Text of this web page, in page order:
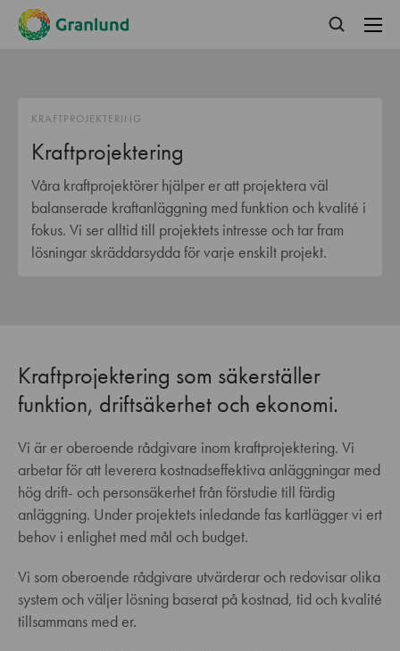
KRAFTPROJEKTERING
Kraftprojektering
Våra kraftprojektörer hjälper er att projektera väl
balanserade kraftanläggning med funktion och kvalité i
fokus. Vi ser alltid till projektets intresse och tar fram
lösningar skräddarsydda för varje enskilt projekt.
Kraftprojektering som säkerställer
funktion, driftsäkerhet och ekonomi.
Vi är er oberoende rådgivare inom kraftprojektering. Vi
arbetar för att leverera kostnadseffektiva anläggningar med
hög drift- och personsäkerhet från förstudie till färdig
anläggning. Under projektets inledande fas kartlägger vi ert
behov i enlighet med mål och budget.
Vi som oberoende rådgivare utvärderar och redovisar olika
system och väljer lösning baserat på kostnad, tid och kvalité
tillsammans med er.